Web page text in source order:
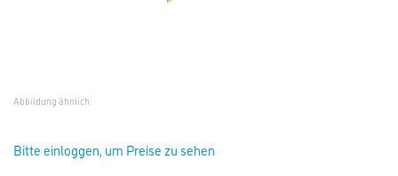
Abbildung ähnlich
Bitte einloggen, um Preise zu sehen